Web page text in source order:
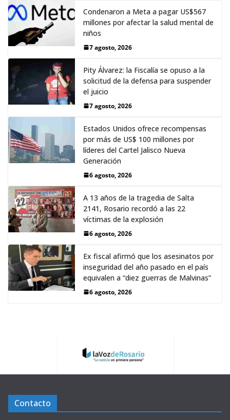
Condenaron a Meta a pagar US$567
millones por afectar la salud mental de
niños
7 agosto, 2026
Pity Álvarez: la Fiscalía se opuso a la
solicitud de la defensa para suspender
el juicio
7 agosto, 2026
Estados Unidos ofrece recompensas
por más de US$ 100 millones por
líderes del Cartel Jalisco Nueva
Generación
6 agosto, 2026
A 13 años de la tragedia de Salta
2141, Rosario recordó a las 22
víctimas de la explosión
6 agosto, 2026
Ex fiscal afirmó que los asesinatos por
inseguridad del año pasado en el país
equivalen a “diez guerras de Malvinas”
6 agosto, 2026
Contacto